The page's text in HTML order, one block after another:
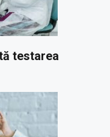
testarea